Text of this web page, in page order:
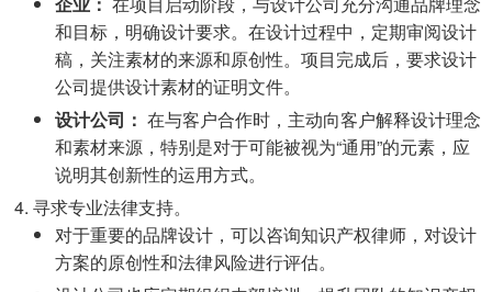
和目标，明确设计要求。在设计过程中，定期审阅设计
稿，关注素材的来源和原创性。项目完成后，要求设计
公司提供设计素材的证明文件。
设计公司： 在与客户合作时，主动向客户解释设计理念
和素材来源，特别是对于可能被视为“通用”的元素，应
说明其创新性的运用方式。
寻求专业法律支持。
对于重要的品牌设计，可以咨询知识产权律师，对设计
方案的原创性和法律风险进行评估。